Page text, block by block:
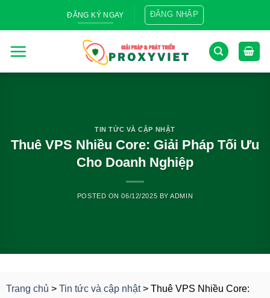
ĐĂNG KÝ NGAY ĐĂNG NHẬP
TIN TỨC VÀ CẬP NHẬT
Thuê VPS Nhiều Core: Giải Pháp Tối Ưu
Cho Doanh Nghiệp
POSTED ON06/12/2025 BYADMIN
Trang chủ > Tin tức và cập nhật> Thuê VPS Nhiều Core: